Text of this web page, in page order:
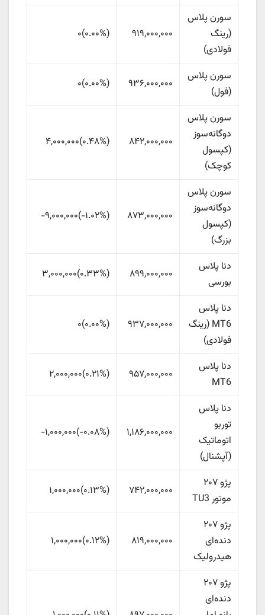
سورن پلاس
(رینگ
فولادی)
۹۱۹,۰۰۰,۰۰۰ (۰.۰۰%)۰
سورن پلاس
(فول)
۹۳۶,۰۰۰,۰۰۰ (۰.۰۰%)۰
سورن پلاس
دوگانه‌سوز
(کپسول
کوچک)
۸۴۲,۰۰۰,۰۰۰ (‎۰.۴۸%‏)۴,۰۰۰,۰۰۰
سورن پلاس
دوگانه‌سوز
(کپسول
بزرگ)
۸۷۳,۰۰۰,۰۰۰ (‎-۱.۰۲%‏)-۹,۰۰۰,۰۰۰
دنا پلاس
بورسی
۸۹۹,۰۰۰,۰۰۰ (‎۰.۳۳%‏)۳,۰۰۰,۰۰۰
دنا پلاس
MT6 (رینگ
فولادی)
۹۳۷,۰۰۰,۰۰۰ (۰.۰۰%)۰
دنا پلاس
MT6
۹۵۷,۰۰۰,۰۰۰ (‎۰.۲۱%‏)۲,۰۰۰,۰۰۰
دنا پلاس
توربو
اتوماتیک
(آپشنال)
۱,۱۸۶,۰۰۰,۰۰۰ (‎-۰.۰۸%‏)-۱,۰۰۰,۰۰۰
پژو ۲۰۷
موتور TU3
۷۴۲,۰۰۰,۰۰۰ (‎۰.۱۳%‏)۱,۰۰۰,۰۰۰
پژو ۲۰۷
دنده‌ای
هیدرولیک
۸۱۹,۰۰۰,۰۰۰ (‎۰.۱۲%‏)۱,۰۰۰,۰۰۰
پژو ۲۰۷
دنده‌ای